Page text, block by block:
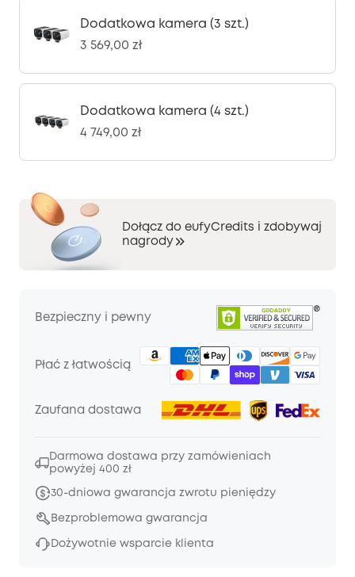
Dodatkowa kamera (3 szt.)
3 569,00 zł
Dodatkowa kamera (4 szt.)
4 749,00 zł
Dołącz do eufyCredits i zdobywaj
nagrody
Bezpieczny i pewny
Płać z łatwością
Zaufana dostawa
Darmowa dostawa przy zamówieniach
powyżej 400 zł
30-dniowa gwarancja zwrotu pieniędzy
Bezproblemowa gwarancja
Dożywotnie wsparcie klienta